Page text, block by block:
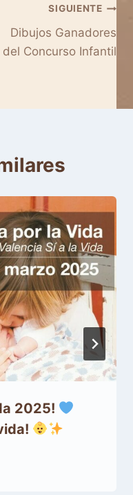
SIGUIENTE
Dibujos Ganadores
del Concurso Infantil
2025!